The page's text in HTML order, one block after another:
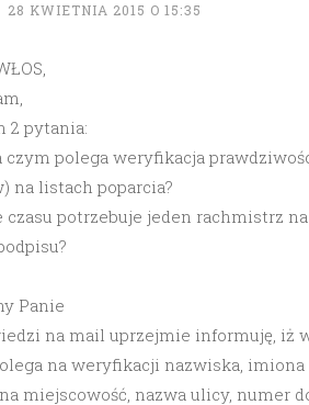
28 KWIETNIA 2015 O 15:35
2 pytania:
czym polega weryfikacja
na listach poparcia?
czasu potrzebuje jeden rachmistrz
Panie
na mail uprzejmie informuję, iż
na weryfikacji nazwiska, imiona
miejscowość, nazwa ulicy, numer